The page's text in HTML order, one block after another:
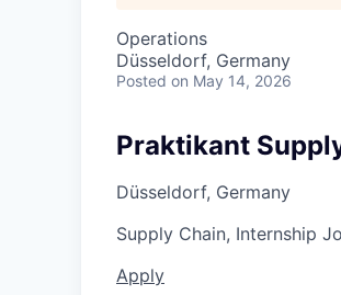
Operations
Düsseldorf, Germany
Posted on May 14, 2026
Praktikant
Düsseldorf, Germany
Supply Chain, Internship
Apply